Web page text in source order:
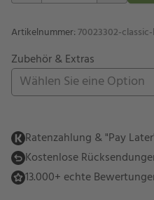
Artikelnummer:70023302-
Zubehör & Extras
Wählen Sie eine Option
Ratenzahlung & "Pay
Kostenlose
13.000+ echte